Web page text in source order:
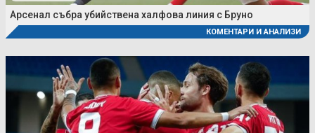
Арсенал събра убийствена халфова линия с Бруно
КОМЕНТАРИ И АНАЛИЗИ